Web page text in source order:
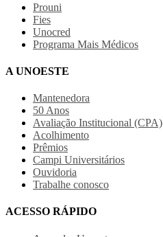
Prouni
Fies
Unocred
Programa Mais Médicos
A UNOESTE
Mantenedora
50 Anos
Avaliação Institucional (CPA)
Acolhimento
Prêmios
Campi Universitários
Ouvidoria
Trabalhe conosco
ACESSO RÁPIDO